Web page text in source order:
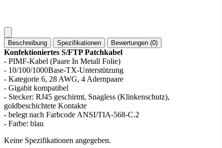
Beschreibung Spezifikationen Bewertungen (0)
Konfektioniertes S/FTP Patchkabel
- PIMF-Kabel (Paare In Metall Folie)
- 10/100/1000Base-TX-Unterstützung
- Kategorie 6, 28 AWG, 4 Adernpaare
- Gigabit kompatibel
- Stecker: RJ45 geschirmt, Snagless (Klinkenschutz),
goldbeschichtete Kontakte
- belegt nach Farbcode ANSI/TIA-568-C.2
- Farbe: blau
Keine Spezifikationen angegeben.